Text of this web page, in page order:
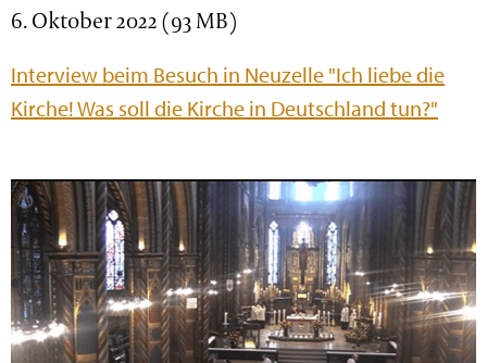
6. Oktober 2022 (93 MB)
Interview beim Besuch in Neuzelle "Ich liebe die
Kirche! Was soll die Kirche in Deutschland tun?"